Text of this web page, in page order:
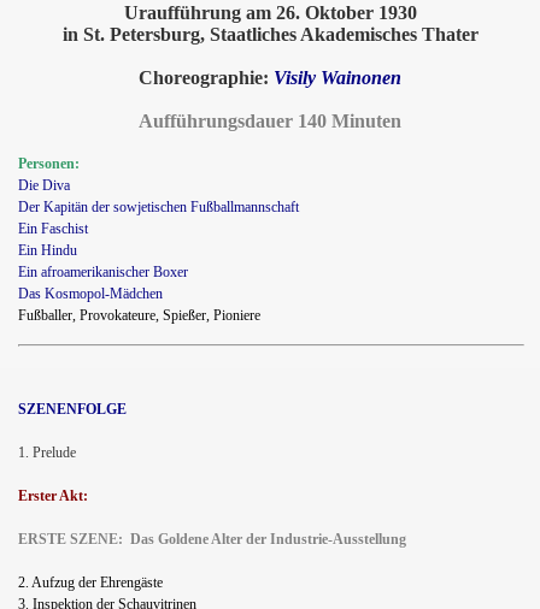
Uraufführung am 26. Oktober 1930
in St. Petersburg, Staatliches Akademisches Thater
Choreographie: Visily Wainonen
Aufführungsdauer 140 Minuten
Personen:
Die Diva
Der Kapitän der sowjetischen Fußballmannschaft
Ein Faschist
Ein Hindu
Ein afroamerikanischer Boxer
Das Kosmopol-Mädchen
Fußballer, Provokateure, Spießer, Pioniere
SZENENFOLGE
1. Prelude
Erster Akt:
ERSTE SZENE: Das Goldene Alter der Industrie-Ausstellung
2. Aufzug der Ehrengäste
3. Inspektion der Schauvitrinen